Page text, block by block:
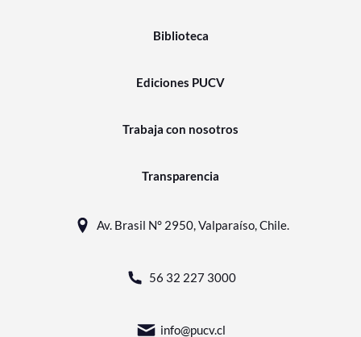
Biblioteca
Ediciones PUCV
Trabaja con nosotros
Transparencia
Av. Brasil N° 2950, Valparaíso, Chile.
56 32 227 3000
info@pucv.cl